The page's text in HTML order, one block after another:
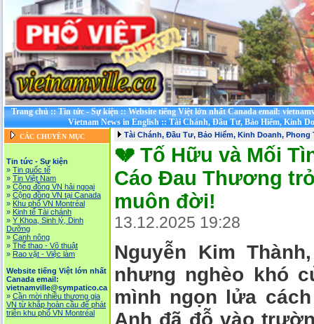
Trang chủ::Tin tức - Sự kiện::Website tiếng Việt lớn nhất Canada email:
Vietnam News in English::Tài Chánh, Đầu Tư, Bảo Hiểm, Kinh
CÁC CHUYÊN MỤC
Tin tức - Sự kiện
» Tin quốc tế
» Tin Việt Nam
» Cộng đồng VN hải ngoại
» Cộng đồng VN tại Canada
» Khu phố VN Montréal
» Kinh tế Tài chánh
» Y Khoa, Sinh lý, Dinh
Dưỡng
» Canh nông
» Thể thao - Võ thuật
» Rao vặt - Việc làm
Website tiếng Việt lớn nhất
Canada email:
vietnamville@sympatico.ca
» Cần mời nhiều thương gia
VN từ khắp hoàn cầu để phát
triễn khu phố VN Montréal
Tài Chánh, Đầu Tư, Bảo Hiểm, Kinh Doanh,
💔 Tố Hữu và Mối
Cáo Đau Thương
muôn đời!
13.12.2025 19:28
Nguyễn Kim
nhưng nghèo khó
mình ngọn lửa